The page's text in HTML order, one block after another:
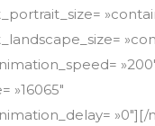
»16065″